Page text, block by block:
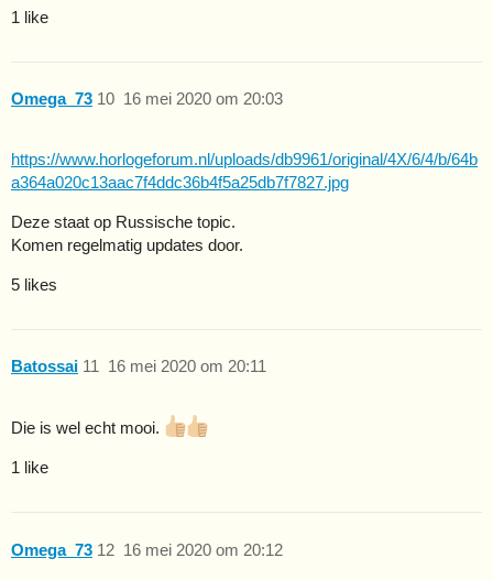
1 like
Omega_73 16 mei 2020 om 20:03
10
https://www.horlogeforum.nl/uploads/db9961/original/4X/6/4/b/64b
a364a020c13aac7f4ddc36b4f5a25db7f7827.jpg
Deze staat op Russische topic.
Komen regelmatig updates door.
5 likes
Batossai 16 mei 2020 om 20:11
11
Die is wel echt mooi.
1 like
Omega_73 16 mei 2020 om 20:12
12